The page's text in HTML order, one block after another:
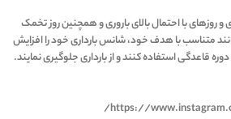
و روزهای با احتمال بالای باروری و همچنین روز تخمک
متناسب با هدف خود، شانس بارداری خود را افزایش
قاعدگی استفاده کنند و از بارداری جلوگیری نمایند.